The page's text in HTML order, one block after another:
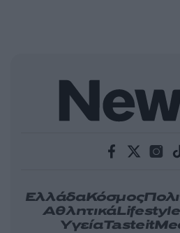
ΕλλάδαΚόσμος
ΑθλητικάLifestyle
ΥγείαTasteit